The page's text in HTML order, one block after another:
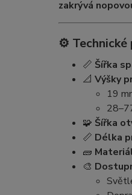
zakrývá
⚙️
📏 Šířka
📐 Výšky
19
🧩 Šířka
📏 Délka
🧱
🎨